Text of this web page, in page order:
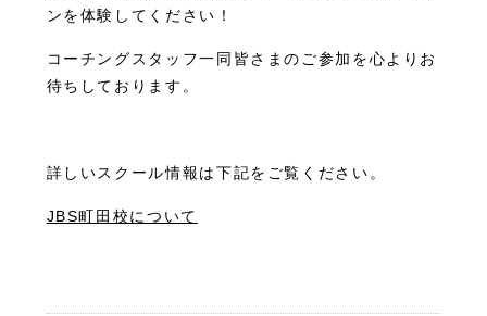
ンを体験してください！
コーチングスタッフ一同皆さまのご参加を心よりお
待ちしております。
詳しいスクール情報は下記をご覧ください。
JBS町田校について